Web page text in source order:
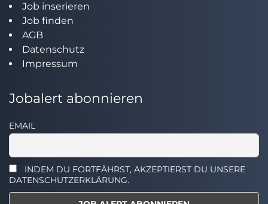
Job inserieren
Job finden
AGB
Datenschutz
Impressum
Jobalert abonnieren
EMAIL
INDEM DU FORTFÄHRST, AKZEPTIERST DU UNSERE
DATENSCHUTZERKLÄRUNG.